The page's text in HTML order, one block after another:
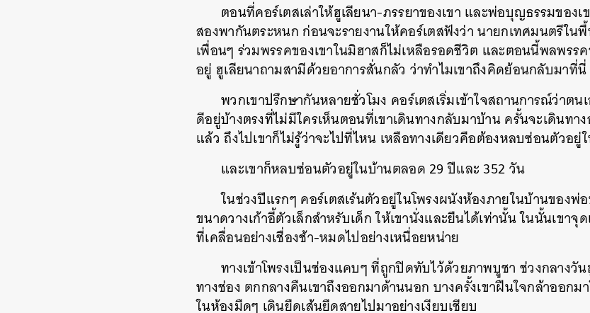
ตอนที่คอร์เตสเล่าให้ฮูเลียนา-ภรรยาของเขา และพ่อบุญธรรมของเ
สองพากันตระหนก ก่อนจะรายงานให้คอร์เตสฟังว่า นายกเทศมนตรีใน
เพื่อนๆ ร่วมพรรคของเขาในมิฮาสก็ไม่เหลือรอดชีวิต และตอนนี้พลพรร
อยู่ ฮูเลียนาถามสามีด้วยอาการสั่นกลัว ว่าทำไมเขาถึงคิดย้อนกลับมาที่นี่
พวกเขาปรึกษากันหลายชั่วโมง คอร์เตสเริ่มเข้าใจสถานการณ์ว่าต
ดีอยู่บ้างตรงที่ไม่มีใครเห็นตอนที่เขาเดินทางกลับมาบ้าน ครั้นจะเดินท
แล้ว ถึงไปเขาก็ไม่รู้ว่าจะไปที่ไหน เหลือทางเดียวคือต้องหลบซ่อนตัวอยู่
และเขาก็หลบซ่อนตัวอยู่ในบ้านตลอด 29 ปีและ 352 วัน
ในช่วงปีแรกๆ คอร์เตสเร้นตัวอยู่ในโพรงผนังห้องภายในบ้านของ
ขนาดวางเก้าอี้ตัวเล็กสำหรับเด็ก ให้เขานั่งและยืนได้เท่านั้น ในนั้นเขาจุ
ที่เคลื่อนอย่างเชื่องช้า-หมดไปอย่างเหนื่อยหน่าย
ทางเข้าโพรงเป็นช่องแคบๆ ที่ถูกปิดทับไว้ด้วยภาพบูชา ช่วงกลางวัน
ทางช่อง ตกกลางคืนเขาถึงออกมาด้านนอก บางครั้งเขาฝืนใจกล้าออก
ในห้องมืดๆ เดินยืดเส้นยืดสายไปมาอย่างเงียบเชียบ